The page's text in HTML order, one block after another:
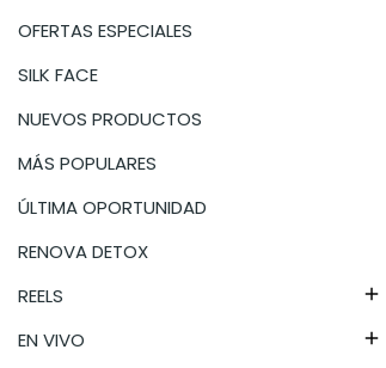
OFERTAS ESPECIALES
SILK FACE
NUEVOS PRODUCTOS
MÁS POPULARES
ÚLTIMA OPORTUNIDAD
RENOVA DETOX
REELS

EN VIVO 